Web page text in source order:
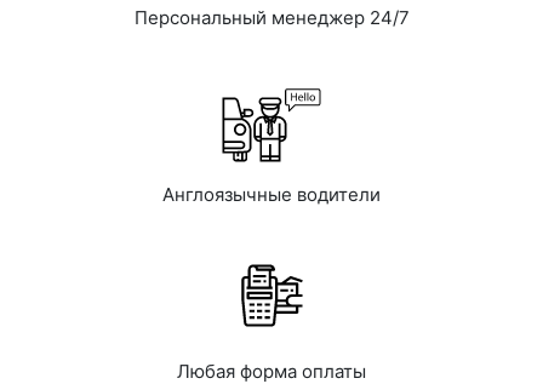
Персональный менеджер 24/7
Англоязычные водители
Любая форма оплаты